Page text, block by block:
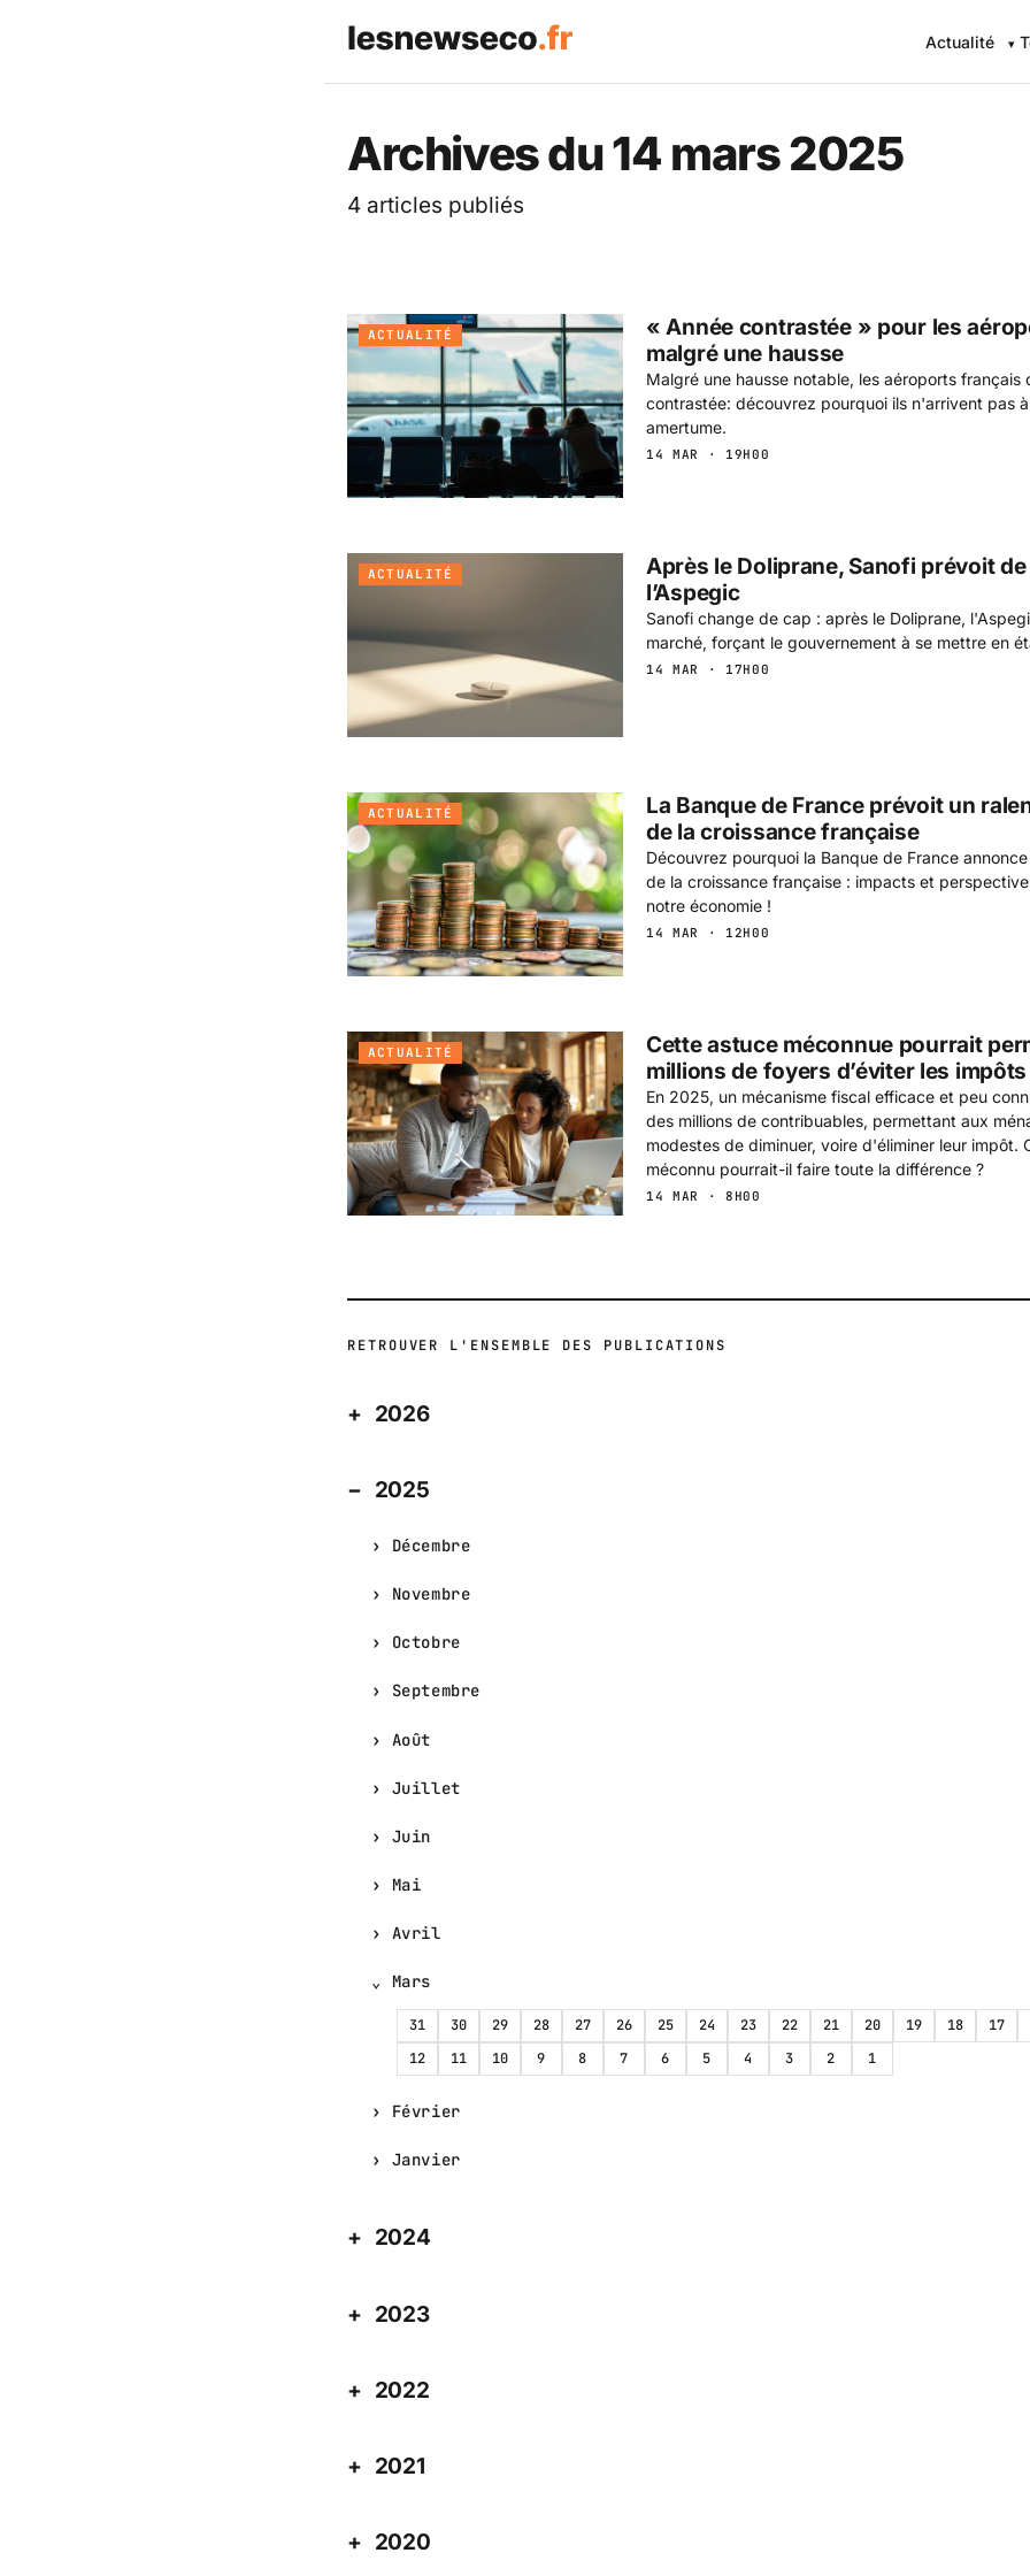
Les News Eco .fr — L'information
Actualité
Archives du 14 mars 2025
4 articles publiés
ACTUALITÉ
« Année contrastée » pour les
malgré une hausse
Malgré une hausse notable, les aéroports français
contrastée: découvrez pourquoi ils n'arrivent pas
amertume.
14 MAR · 19H00
ACTUALITÉ
Après le Doliprane, Sanofi prévoit
l’Aspegic
Sanofi change de cap : après le Doliprane,
marché, forçant le gouvernement à se mettre en
14 MAR · 17H00
ACTUALITÉ
La Banque de France prévoit un
de la croissance française
Découvrez pourquoi la Banque de France
de la croissance française : impacts et
notre économie !
14 MAR · 12H00
ACTUALITÉ
Cette astuce méconnue pourrait
millions de foyers d’éviter les
En 2025, un mécanisme fiscal efficace et peu
des millions de contribuables, permettant aux
modestes de diminuer, voire d'éliminer leur impôt.
méconnu pourrait-il faire toute la différence ?
14 MAR · 8H00
RETROUVER L'ENSEMBLE DES PUBLICATIONS
2026
2025
Décembre
Novembre
Octobre
Septembre
Août
Juillet
Juin
Mai
Avril
Mars
31 30 29 28 27 26 25 24 23 22 21 20 19 18 17
12
11 10 9 8 7 6 5 4 3 2 1
Février
Janvier
2024
2023
2022
2021
2020